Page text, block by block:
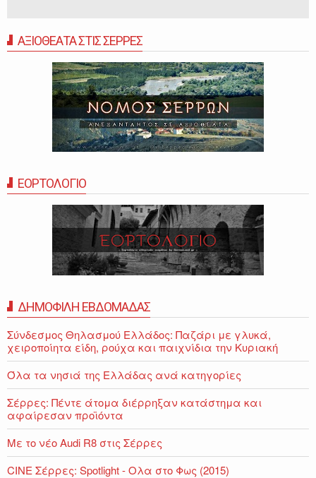
ΑΞΙΟΘΕΑΤΑ ΣΤΙΣ ΣΕΡΡΕΣ
ΕΟΡΤΟΛΟΓΙΟ
ΔΗΜΟΦΙΛΗ ΕΒΔΟΜΑΔΑΣ
Σύνδεσμος Θηλασμού Ελλάδος: Παζάρι με γλυκά,
χειροποίητα είδη, ρούχα και παιχνίδια την Κυριακή
Όλα τα νησιά της Ελλάδας ανά κατηγορίες
Σέρρες: Πέντε άτομα διέρρηξαν κατάστημα και
αφαίρεσαν προϊόντα
Με το νέο Audi R8 στις Σέρρες
CINE Σέρρες: Spotlight - Ολα στο Φως (2015)